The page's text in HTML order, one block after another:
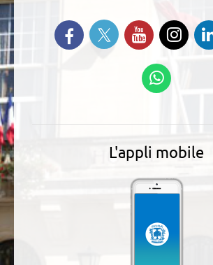
Retrouvez-nous sur
Suivez-nous sur
Suivez-
L'appli mobile